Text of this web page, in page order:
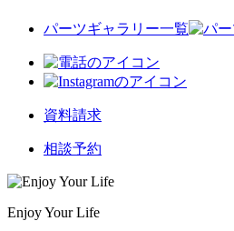
パーツギャラリー一覧
資料請求
相談予約
Enjoy Your Life